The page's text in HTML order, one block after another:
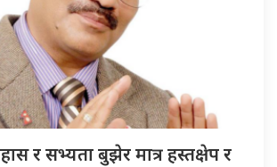
र सभ्यता बुझेर मात्र हस्तक्षेप र